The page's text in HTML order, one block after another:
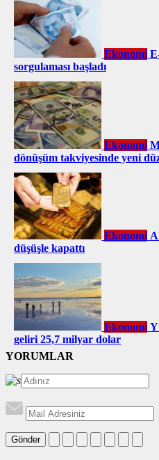
Ekonomi
sorgulaması başladı
Ekonomi
dönüşüm takviyesinde yeni
Ekonomi
düşüşle kapattı
Ekonomi
geliri 25,7 milyar dolar
YORUMLAR
Gönder